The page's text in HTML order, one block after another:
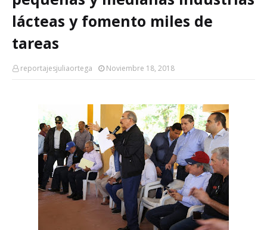
lácteas y fomento miles de
tareas
reportajesjuliaortega Noviembre 18, 2018